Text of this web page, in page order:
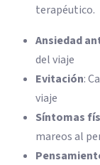
terapéutico.
Ansiedad
del viaje
Evitación:
viaje
Síntomas
mareos al